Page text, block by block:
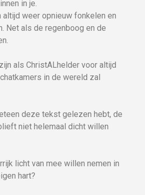
in je.
altijd weer opnieuw fonkelen en
Net als de regenboog en de
als ChristALhelder voor altijd
in de wereld zal
deze tekst gelezen hebt, de
niet helemaal dicht willen
licht van mee willen nemen in
hart?